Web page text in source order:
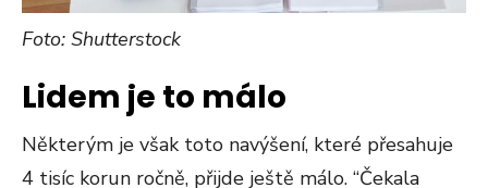
Foto: Shutterstock
Lidem je to málo
Některým je však toto navýšení, které přesahuje
4 tisíc korun ročně, přijde ještě málo. “Čekala